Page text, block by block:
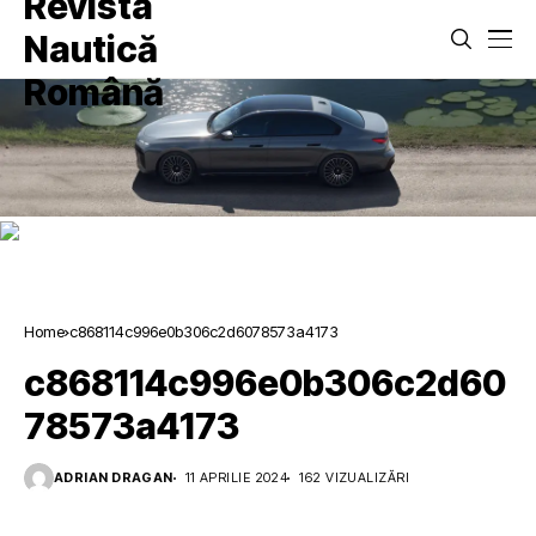
Home c868114c996e0b306c2d6078573a4173
c868114c996e0b306c2d60
78573a4173
ADRIAN DRAGAN 11 APRILIE 2024 162 VIZUALIZĂRI